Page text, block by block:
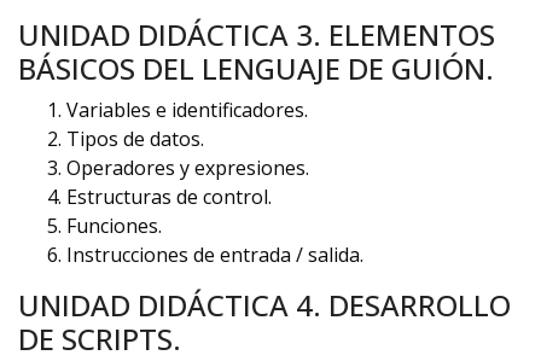
UNIDAD DIDÁCTICA 3. ELEMENTOS
BÁSICOS DEL LENGUAJE DE GUIÓN.
Variables e identificadores.
Tipos de datos.
Operadores y expresiones.
Estructuras de control.
Funciones.
Instrucciones de entrada / salida.
UNIDAD DIDÁCTICA 4. DESARROLLO
DE SCRIPTS.